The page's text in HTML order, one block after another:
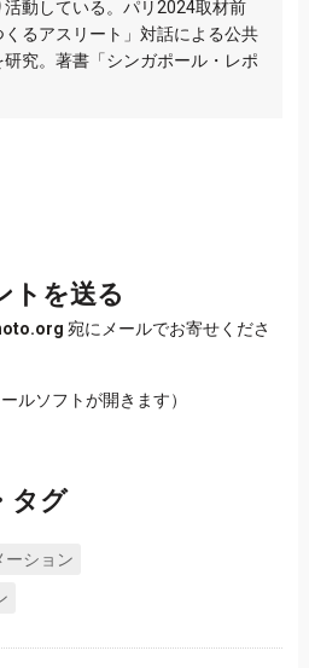
動している。パリ2024取材前
るアスリート」対話による公共
究。著書「シンガポール・レポ
トを送る
宛にメールでお寄せくださ
ールソフトが開きます）
タグ
ーション